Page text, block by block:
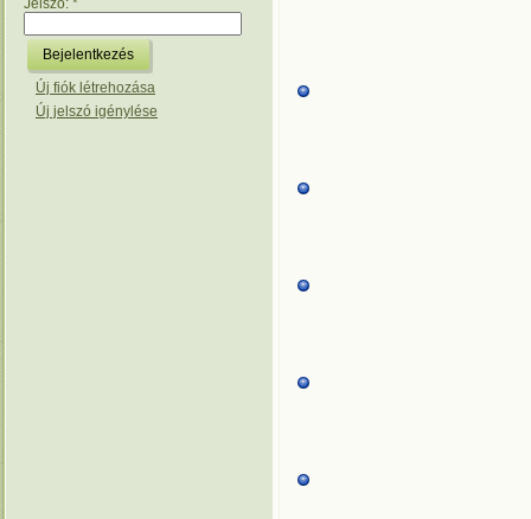
Jelszó: *
Új fiók létrehozása
Új jelszó igénylése